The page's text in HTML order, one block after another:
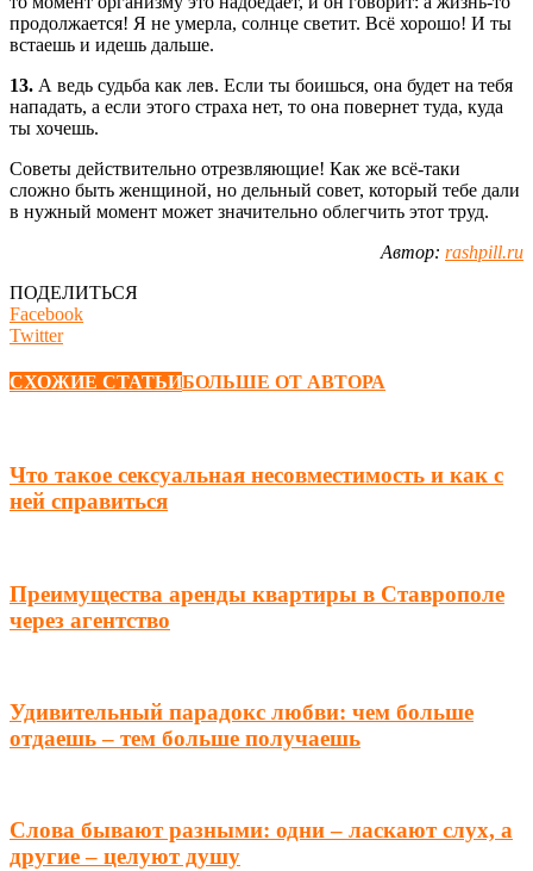
продолжается! Я не умерла, солнце светит. Всё хорошо! И ты
встаешь и идешь дальше.
13. А ведь судьба как лев. Если ты боишься, она будет на тебя
нападать, а если этого страха нет, то она повернет туда, куда
ты хочешь.
Советы действительно отрезвляющие! Как же всё-таки
сложно быть женщиной, но дельный совет, который тебе дали
в нужный момент может значительно облегчить этот труд.
Автор: rashpill.ru
ПОДЕЛИТЬСЯ
Facebook
Twitter
СХОЖИЕ СТАТЬИБОЛЬШЕ ОТ АВТОРА
Что такое сексуальная несовместимость и как с
ней справиться
Преимущества аренды квартиры в Ставрополе
через агентство
Удивительный парадокс любви: чем больше
отдаешь – тем больше получаешь
Слова бывают разными: одни – ласкают слух, а
другие – целуют душу